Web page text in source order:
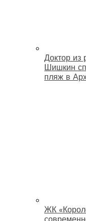
Доктор из
Шишкин
пляж в
ЖК